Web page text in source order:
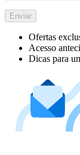
Enviar
Ofertas
Acesso
Dicas para